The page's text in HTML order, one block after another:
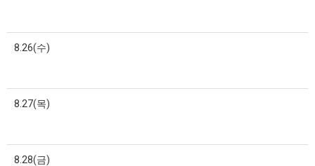
8.26(수)
8.27(목)
8.28(금)